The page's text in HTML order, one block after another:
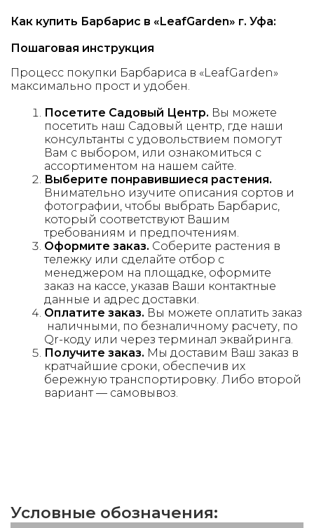
Как купить Барбарис в «LeafGarden» г. Уфа:
Пошаговая инструкция
Процесс покупки Барбариса в «LeafGarden»
максимально прост и удобен.
Посетите Садовый Центр. Вы можете
посетить наш Садовый центр, где наши
консультанты с удовольствием помогут
Вам с выбором, или ознакомиться с
ассортиментом на нашем сайте.
Выберите понравившиеся растения.
Внимательно изучите описания сортов и
фотографии, чтобы выбрать Барбарис,
который соответствуют Вашим
требованиям и предпочтениям.
Оформите заказ. Соберите растения в
тележку или сделайте отбор с
менеджером на площадке, оформите
заказ на кассе, указав Ваши контактные
данные и адрес доставки.
Оплатите заказ. Вы можете оплатить заказ
наличными, по безналичному расчету, по
Qr-коду или через терминал эквайринга.
Получите заказ. Мы доставим Ваш заказ в
кратчайшие сроки, обеспечив их
бережную транспортировку. Либо второй
вариант — самовывоз.
Условные обозначения: